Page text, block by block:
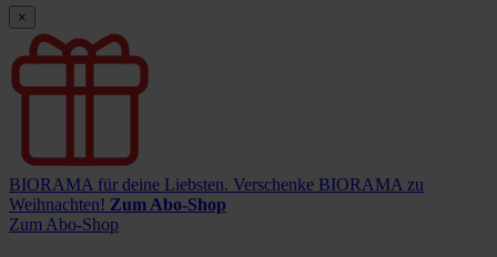
×
BIORAMA für deine Liebsten. Verschenke BIORAMA zu
Weihnachten! Zum Abo-Shop
Zum Abo-Shop